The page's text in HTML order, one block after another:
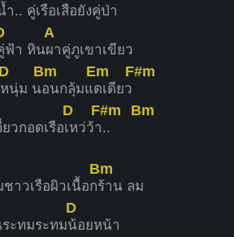
ำ.. คู่เรือเสือยังคู่ป่า
ฟ้า หิน
A
ผาคู่ภูเขาเขียว
D
หนุ่ม น
Bm
อนกลุ้มแ
Em
ดเดียว
F#m
วกอดเรือ
D
เหว่ว้า
F#m
..
Bm
าวเรือผิวเนื้อก
Bm
ร้าน ลม
ะทมระทม
D
น้อยหน้า